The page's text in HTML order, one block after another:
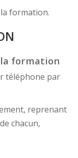
formation.
formation
téléphone par
reprenant
chacun,